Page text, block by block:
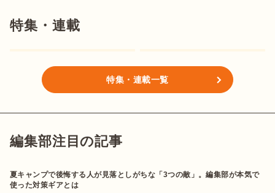
特集・連載
特集・連載一覧
編集部注目の記事
夏キャンプで後悔する人が見落としがちな「3つの敵」。編集部が本気で
使った対策ギアとは